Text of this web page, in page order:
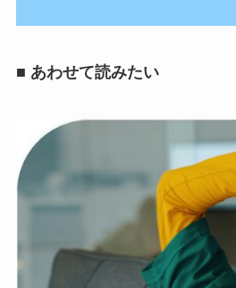
■ あわせて読みたい